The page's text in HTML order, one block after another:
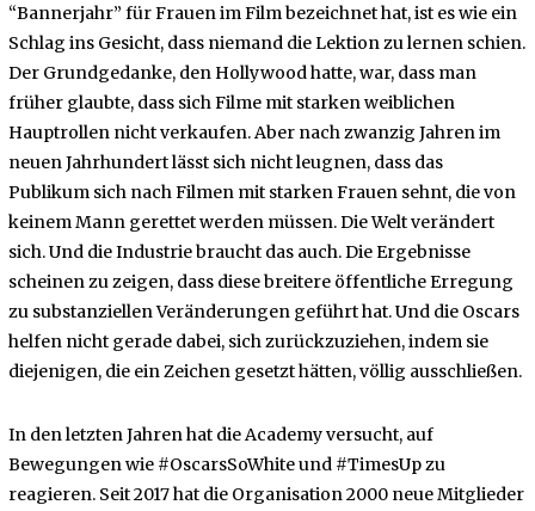
“Bannerjahr” für Frauen im Film bezeichnet hat, ist es wie ein
Schlag ins Gesicht, dass niemand die Lektion zu lernen schien.
Der Grundgedanke, den Hollywood hatte, war, dass man
früher glaubte, dass sich Filme mit starken weiblichen
Hauptrollen nicht verkaufen. Aber nach zwanzig Jahren im
neuen Jahrhundert lässt sich nicht leugnen, dass das
Publikum sich nach Filmen mit starken Frauen sehnt, die von
keinem Mann gerettet werden müssen. Die Welt verändert
sich. Und die Industrie braucht das auch. Die Ergebnisse
scheinen zu zeigen, dass diese breitere öffentliche Erregung
zu substanziellen Veränderungen geführt hat. Und die Oscars
helfen nicht gerade dabei, sich zurückzuziehen, indem sie
diejenigen, die ein Zeichen gesetzt hätten, völlig ausschließen.
In den letzten Jahren hat die Academy versucht, auf
Bewegungen wie #OscarsSoWhite und #TimesUp zu
reagieren. Seit 2017 hat die Organisation 2000 neue Mitglieder